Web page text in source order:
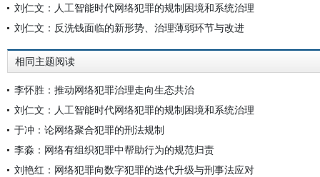
刘仁文：人工智能时代网络犯罪的规制困境和系统治理
刘仁文：反洗钱面临的新形势、治理薄弱环节与改进
相同主题阅读
李怀胜：推动网络犯罪治理走向生态共治
刘仁文：人工智能时代网络犯罪的规制困境和系统治理
于冲：论网络聚合犯罪的刑法规制
李淼：网络有组织犯罪中帮助行为的规范归责
刘艳红：网络犯罪向数字犯罪的迭代升级与刑事法应对